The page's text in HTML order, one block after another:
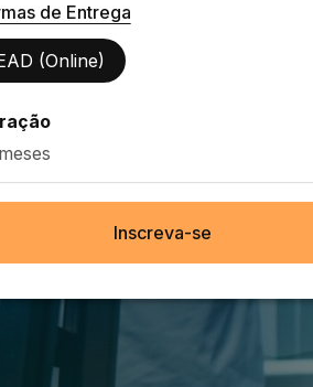
de Entrega
(Online)
Inscreva-se